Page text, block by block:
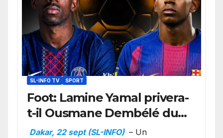
SL-INFO TV SPORT
Foot: Lamine Yamal privera-
t-il Ousmane Dembélé du
Ballon d’or ?
Dakar, 22 sept (SL-INFO) – Un